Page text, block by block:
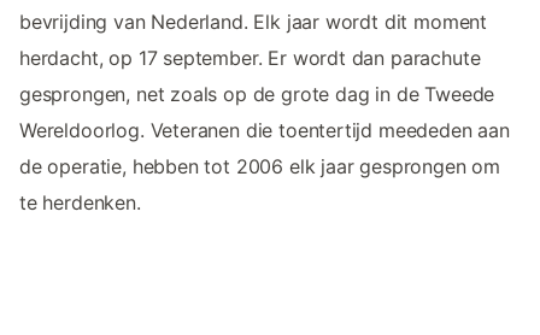
bevrijding van Nederland. Elk jaar wordt dit moment
herdacht, op 17 september. Er wordt dan parachute
gesprongen, net zoals op de grote dag in de Tweede
Wereldoorlog. Veteranen die toentertijd meededen aan
de operatie, hebben tot 2006 elk jaar gesprongen om
te herdenken.